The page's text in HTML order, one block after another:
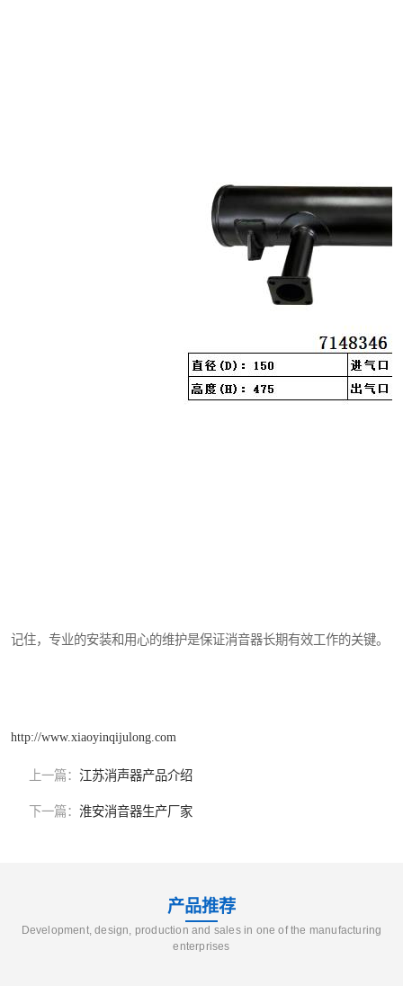
记住，专业的安装和用心的维护是保证消音器长期有效工作的关键。
http://www.xiaoyinqijulong.com
上一篇： 江苏消声器产品介绍
下一篇： 淮安消音器生产厂家
产品推荐
Development, design, production and sales in one of the manufacturing
enterprises